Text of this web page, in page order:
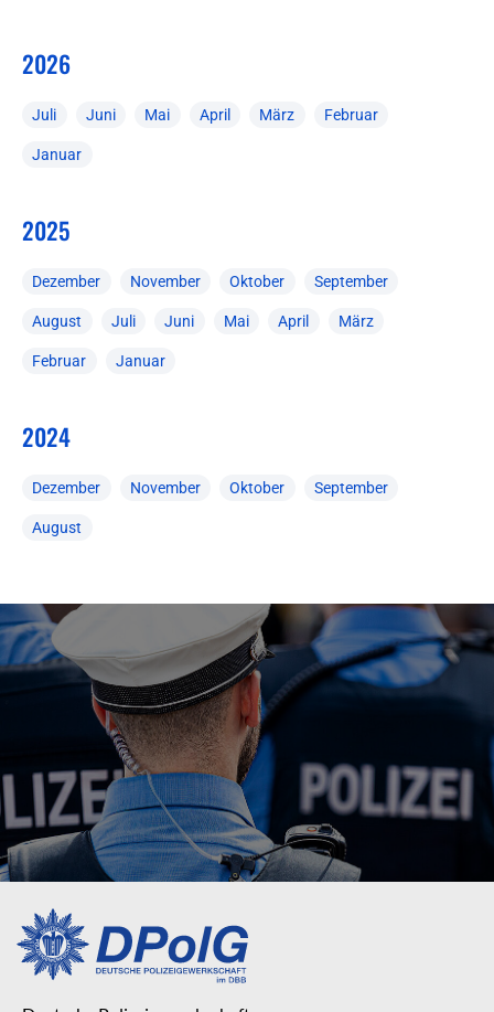
2026
Juli Juni Mai April März Februar
Januar
2025
Dezember November Oktober September
August Juli Juni Mai April März
Februar Januar
2024
Dezember November Oktober September
August